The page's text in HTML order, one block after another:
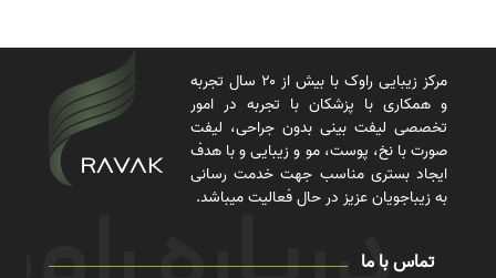
مرکز زیبایی راوک با بیش از ۲۰ سال تجربه
و همکاری با پزشکان با تجربه در امور
تخصصی لیفت بینی بدون جراحی، لیفت
صورت با نخ، پوست، مو و زیبایی و با هدف
ایجاد بستری مناسب جهت خدمت رسانی
به زیباجویان عزیز در حال فعالیت میباشد.
تماس با ما